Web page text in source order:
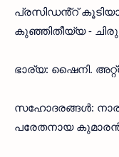
പ്രസിഡൻ്റ്
കുഞ്ഞിതീയ്യ -
ഭാര്യ: ഷൈനി.
സഹോദരങ്ങൾ:
പരേതനായ